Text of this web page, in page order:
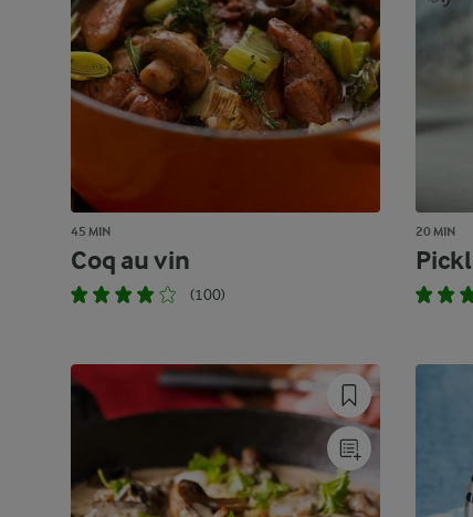
45 MIN
Coq au vin
(100)
20 MIN